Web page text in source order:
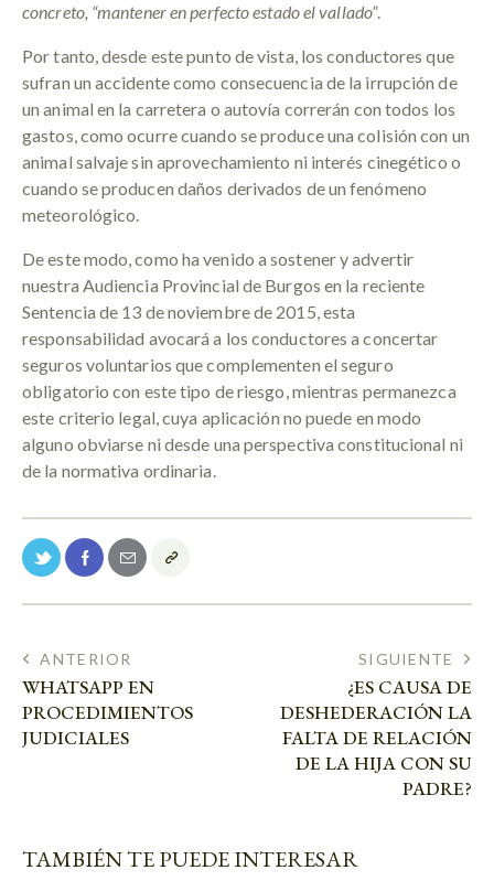
concreto, “mantener en perfecto estado el vallado”.
Por tanto, desde este punto de vista, los conductores que
sufran un accidente como consecuencia de la irrupción de
un animal en la carretera o autovía correrán con todos los
gastos, como ocurre cuando se produce una colisión con un
animal salvaje sin aprovechamiento ni interés cinegético o
cuando se producen daños derivados de un fenómeno
meteorológico.
De este modo, como ha venido a sostener y advertir
nuestra Audiencia Provincial de Burgos en la reciente
Sentencia de 13 de noviembre de 2015, esta
responsabilidad avocará a los conductores a concertar
seguros voluntarios que complementen el seguro
obligatorio con este tipo de riesgo, mientras permanezca
este criterio legal, cuya aplicación no puede en modo
alguno obviarse ni desde una perspectiva constitucional ni
de la normativa ordinaria.
ANTERIOR
WHATSAPP EN
PROCEDIMIENTOS
JUDICIALES
SIGUIENTE
¿ES CAUSA DE
DESHEDERACIÓN LA
FALTA DE RELACIÓN
DE LA HIJA CON SU
PADRE?
TAMBIÉN TE PUEDE INTERESAR